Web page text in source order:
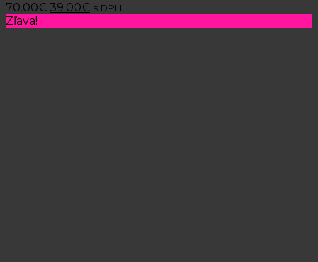
70.00€ 39.00€ s DPH
Zľava!